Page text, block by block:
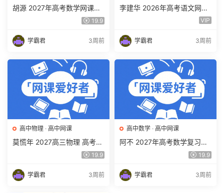
胡源 2027年高考数学网课教
程 高三数学 一轮复习暑假班
19.9
学霸君 3周前
李建华 2026年高考语文网课
教程 高三语文 a+二三轮复习
VIP
学霸君 3周前
高中物理 · 高中网课
莫慌年 2027高三物理 高考物
19.9
学霸君 3周前
高中数学 · 高中网课
阿不 2027年高考数学复习网
课教程 高三数学 一轮复习视
19.9
学霸君 3周前